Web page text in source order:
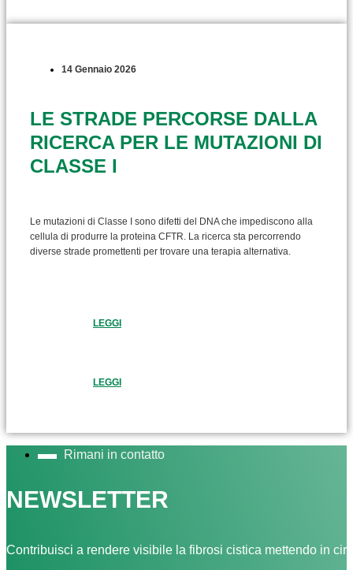
14 Gennaio 2026
LE STRADE PERCORSE DALLA
RICERCA PER LE MUTAZIONI DI
CLASSE I
Le mutazioni di Classe I sono difetti del DNA che impediscono alla
cellula di produrre la proteina CFTR. La ricerca sta percorrendo
diverse strade promettenti per trovare una terapia alternativa.
LEGGI
LEGGI
Rimani in contatto
NEWSLETTER
Contribuisci a rendere visibile la fibrosi cistica mettendo in